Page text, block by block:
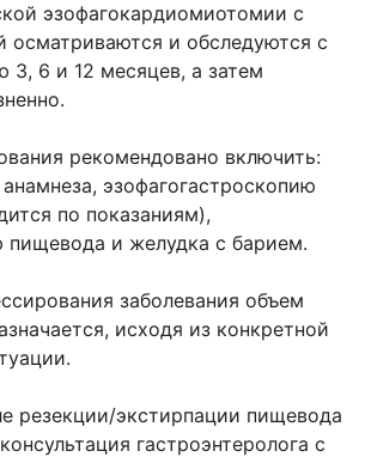
эзофагокардиомиотомии с
осматриваются и обследуются с
3, 6 и 12 месяцев, а затем
рекомендовано включить:
эзофагогастроскопию
по показаниям),
пищевода и желудка с барием.
заболевания объем
исходя из конкретной
резекции/экстирпации пищевода
гастроэнтеролога с